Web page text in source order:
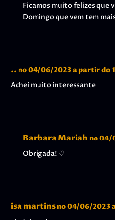
Ficamos muito felizes que
Domingo que vem tem
.. no 04/06/2023 a partir do
Achei muito interessante
Barbara Mariah no 04/
Obrigada! ♡
isa martins no 04/06/2023